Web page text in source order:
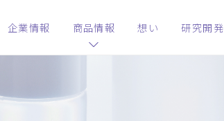
企業情報 商品情報 想い 研究開発